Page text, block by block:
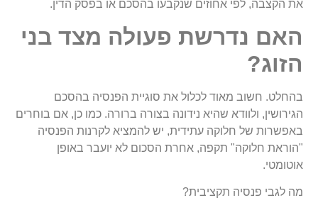
את הקצבה, לפי אחוזים שנקבעו בהסכם או בפסק הדין.
האם נדרשת פעולה מצד בני
הזוג?
בהחלט. חשוב מאוד לכלול את סוגיית הפנסיה בהסכם
הגירושין, ולוודא שהיא נידונה בצורה ברורה. כמו כן, אם בוחרים
באפשרות של חלוקה עתידית, יש להמציא לקרנות הפנסיה
"הוראת חלוקה" תקפה, אחרת הסכום לא יועבר באופן
אוטומטי.
מה לגבי פנסיה תקציבית?